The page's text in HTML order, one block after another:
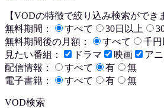
【VODの特徴で絞り込み検索ができ
無料期間：
すべて 30日以上
無料期間後の月額：
すべて 千
見たい番組：
ドラマ 映画
ア
配信情報：
すべて 有
無
電子書籍：
すべて 有 無
VOD検索